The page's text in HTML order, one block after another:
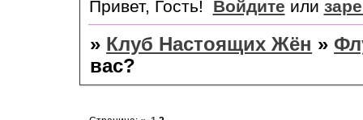
Привет, Гость! Войдите или
» Клуб Настоящих Жён »
вас?